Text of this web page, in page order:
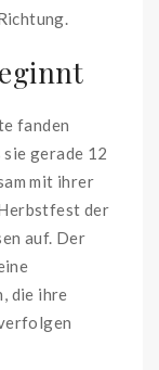
fanden
gerade 12
mit ihrer
der
auf. Der
die ihre